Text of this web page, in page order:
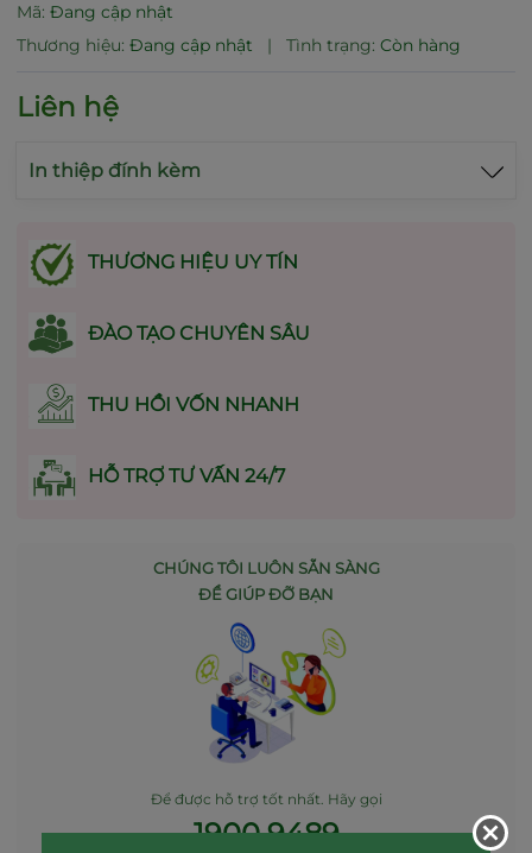
Mã: Đang cập nhật
Thương hiệu: Đang cập nhật | Tình trạng: Còn hàng
Liên hệ
In thiệp đính kèm
THƯƠNG HIỆU UY TÍN
ĐÀO TẠO CHUYÊN SÂU
THU HỒI VỐN NHANH
HỖ TRỢ TƯ VẤN 24/7
CHÚNG TÔI LUÔN SẴN SÀNG
ĐỂ GIÚP ĐỠ BẠN
Để được hỗ trợ tốt nhất. Hãy gọi
1900 9489